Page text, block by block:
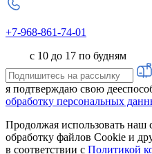
+7-968-861-74-01
с 10 до 17 по будням
я подтверждаю свою
обработку персональных
Продолжая использовать наш
обработку файлов Cookie и
в соответствии с Политикой